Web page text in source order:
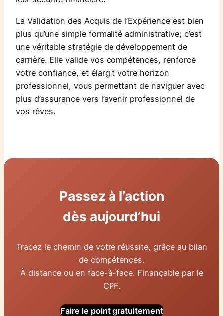
La Validation des Acquis de l’Expérience est bien
plus qu’une simple formalité administrative; c’est
une véritable stratégie de développement de
carrière. Elle valide vos compétences, renforce
votre confiance, et élargit votre horizon
professionnel, vous permettant de naviguer avec
plus d’assurance vers l’avenir professionnel de
vos rêves.
Passez à l’action
dès aujourd’hui
Tracez le chemin de votre réussite, grâce au bilan
de compétences.
À distance ou en face-à-face. Finançable par le
CPF.
Faire le point gratuitement